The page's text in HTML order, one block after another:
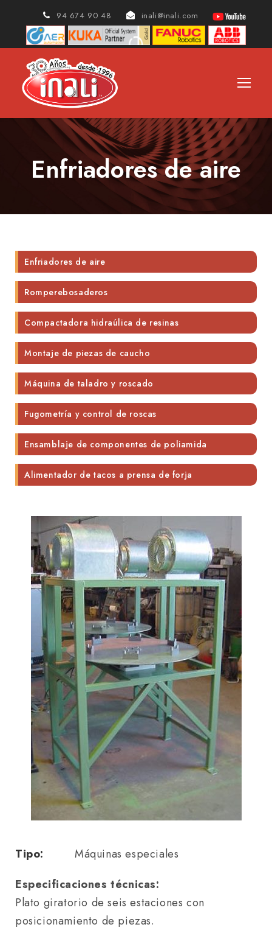
94 674 90 48 inali@inali.com
Enfriadores de aire
Enfriadores de aire
Romperebosaderos
Compactadora hidraúlica de resinas
Montaje de piezas de caucho
Máquina de taladro y roscado
Fugometría y control de roscas
Ensamblaje de componentes de poliamida
Alimentador de tacos a prensa de forja
Tipo:
Máquinas especiales
Especificaciones técnicas:
Plato giratorio de seis estaciones con
posicionamiento de piezas.